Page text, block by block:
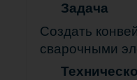
Задача
Создать
сварочными